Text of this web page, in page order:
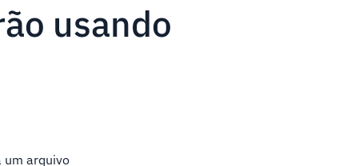
usando
um arquivo